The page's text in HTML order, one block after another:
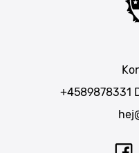
+4589878331